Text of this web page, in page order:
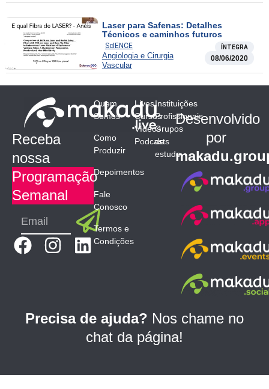
Laser para Safenas: Detalhes
Técnicos e caminhos futuros
ScIENCE ÍNTEGRA
Angiologia e Cirurgia
Vascular
08/06/2020
Receba
nossa
Programação
Semanal
Email Submit
F
b
k
I
a
a
L
e
d
n
Quem
Somos
Como
Produzir
Depoimentos
Fale
Conosco
Termos e
Condições
Lives
Cursos
Vídeos
Podcasts
Instituições
Profissionais
Grupos
de
estudo
Desenvolvido
por
Precisa de ajuda? Nos chame no
chat da página!